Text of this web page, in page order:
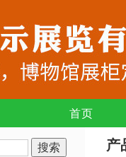
首页
产